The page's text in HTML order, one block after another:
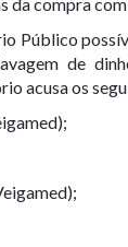
da compra
Público
de
acusa os